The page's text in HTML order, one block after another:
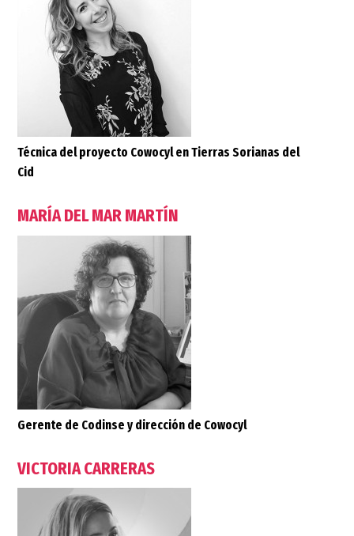
Técnica del proyecto Cowocyl en Tierras Sorianas del
Cid
MARÍA DEL MAR MARTÍN
Gerente de Codinse y dirección de Cowocyl
VICTORIA CARRERAS